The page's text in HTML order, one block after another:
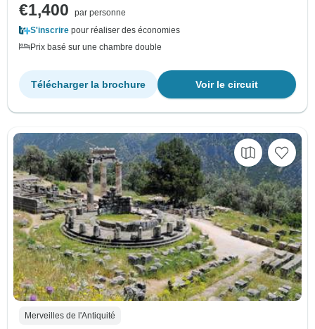
€1,400
par personne
S'inscrire pour réaliser des économies
Prix basé sur une chambre double
Voir le circuit
Télécharger la brochure
Merveilles de l'Antiquité